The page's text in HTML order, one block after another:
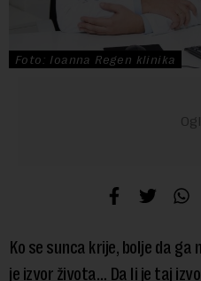
Foto: Ioanna Regen klinika
Ko se sunca krije, bolje da ga
je izvor života… Da li je taj